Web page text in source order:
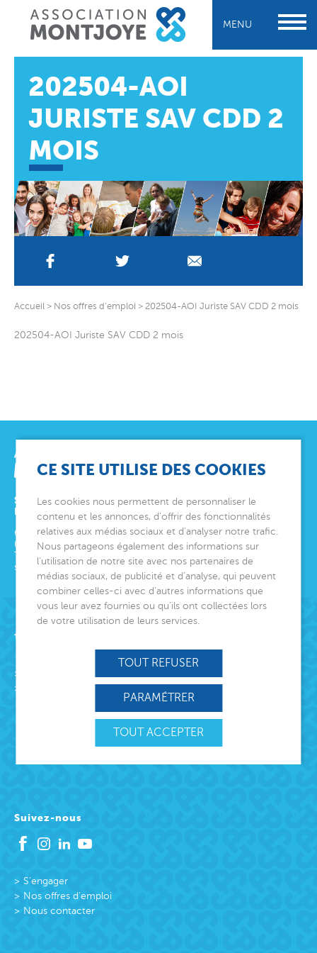
MENU
202504-AOI
JURISTE SAV CDD 2
MOIS
Accueil > Nos offres d’emploi > 202504-AOI Juriste SAV CDD 2 mois
202504-AOI Juriste SAV CDD 2 mois
SIÈGE SOCIAL
ET DIRECTION GÉNÉRALE
6 avenue Édith Cavell
06000 Nice
Tél.
04 92 00 24 50
siege@montjoye.org
Acteur de lien social
Protection Enfance et Familles
Accueil des victimes
Accueil des victimes
Citoyenneté active
Suivez-nous
S’engager
Nos offres d’emploi
Nous contacter
CE SITE UTILISE DES COOKIES
Les cookies nous permettent de personnaliser le
contenu et les annonces, d’offrir des fonctionnalités
relatives aux médias sociaux et d’analyser notre trafic.
Nous partageons également des informations sur
l’utilisation de notre site avec nos partenaires de
médias sociaux, de publicité et d’analyse, qui peuvent
combiner celles-ci avec d’autres informations que
vous leur avez fournies ou qu’ils ont collectées lors
de votre utilisation de leurs services.
TOUT ACCEPTER
TOUT REFUSER
PARAMÉTRER